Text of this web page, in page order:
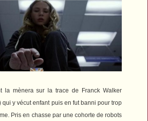
la mènera sur la trace de Franck Walker
qui y vécut enfant puis en fut banni pour trop
Pris en chasse par une cohorte de robots